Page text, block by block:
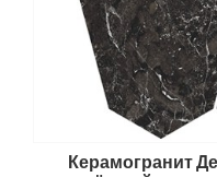
Керамогранит